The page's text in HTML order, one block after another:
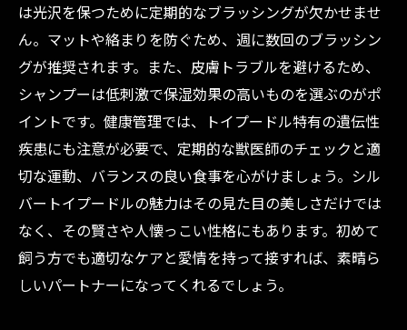
は光沢を保つために定期的なブラッシングが欠かせませ
ん。マットや絡まりを防ぐため、週に数回のブラッシン
グが推奨されます。また、皮膚トラブルを避けるため、
シャンプーは低刺激で保湿効果の高いものを選ぶのがポ
イントです。健康管理では、トイプードル特有の遺伝性
疾患にも注意が必要で、定期的な獣医師のチェックと適
切な運動、バランスの良い食事を心がけましょう。シル
バートイプードルの魅力はその見た目の美しさだけでは
なく、その賢さや人懐っこい性格にもあります。初めて
飼う方でも適切なケアと愛情を持って接すれば、素晴ら
しいパートナーになってくれるでしょう。